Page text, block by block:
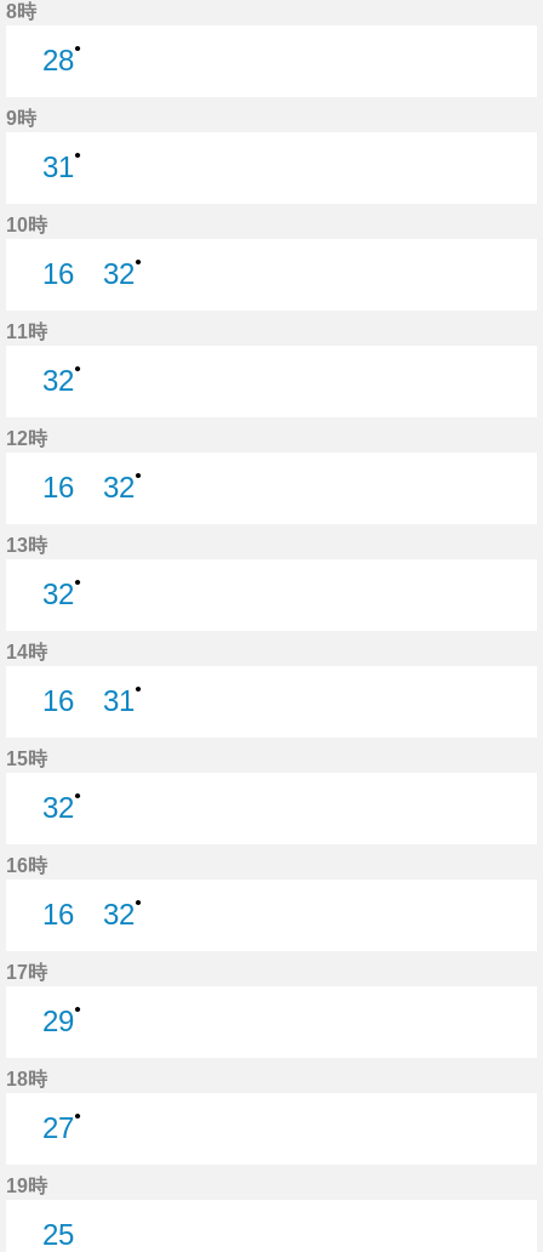
8時
28●
9時
31●
10時
16
32●
11時
32●
12時
16
32●
13時
32●
14時
16
31●
15時
32●
16時
16
32●
17時
29●
18時
27●
19時
25